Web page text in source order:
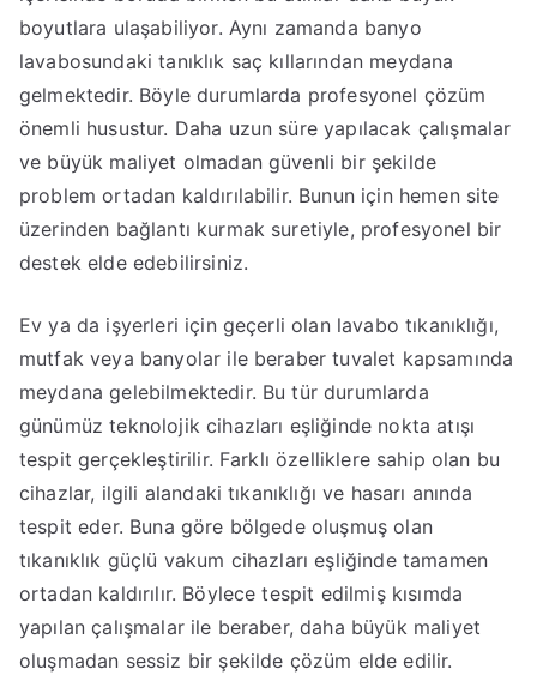
boyutlara ulaşabiliyor. Aynı zamanda banyo
lavabosundaki tanıklık saç kıllarından meydana
gelmektedir. Böyle durumlarda profesyonel çözüm
önemli husustur. Daha uzun süre yapılacak çalışmalar
ve büyük maliyet olmadan güvenli bir şekilde
problem ortadan kaldırılabilir. Bunun için hemen site
üzerinden bağlantı kurmak suretiyle, profesyonel bir
destek elde edebilirsiniz.
Ev ya da işyerleri için geçerli olan lavabo tıkanıklığı,
mutfak veya banyolar ile beraber tuvalet kapsamında
meydana gelebilmektedir. Bu tür durumlarda
günümüz teknolojik cihazları eşliğinde nokta atışı
tespit gerçekleştirilir. Farklı özelliklere sahip olan bu
cihazlar, ilgili alandaki tıkanıklığı ve hasarı anında
tespit eder. Buna göre bölgede oluşmuş olan
tıkanıklık güçlü vakum cihazları eşliğinde tamamen
ortadan kaldırılır. Böylece tespit edilmiş kısımda
yapılan çalışmalar ile beraber, daha büyük maliyet
oluşmadan sessiz bir şekilde çözüm elde edilir.